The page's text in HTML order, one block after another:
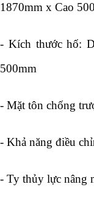
1870mm x Cao
- Kích thước hố:
500mm
- Mặt tôn chống
- Khả năng điều
- Ty thủy lực nâng